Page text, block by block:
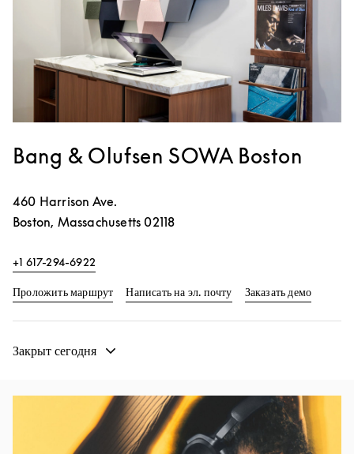
Bang & Olufsen SOWA Boston
460 Harrison Ave.
Boston, Massachusetts 02118
+1 617-294-6922
Проложить маршрутLink Opens in New Tab
Написать на эл. почту Заказать демо
Закрыт сегодня
Изображение события